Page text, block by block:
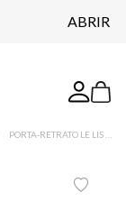
ABRIR